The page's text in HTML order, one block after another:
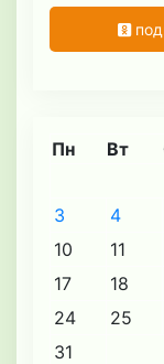
Пн Вт
3
4
10
11
17
18
24
25
31